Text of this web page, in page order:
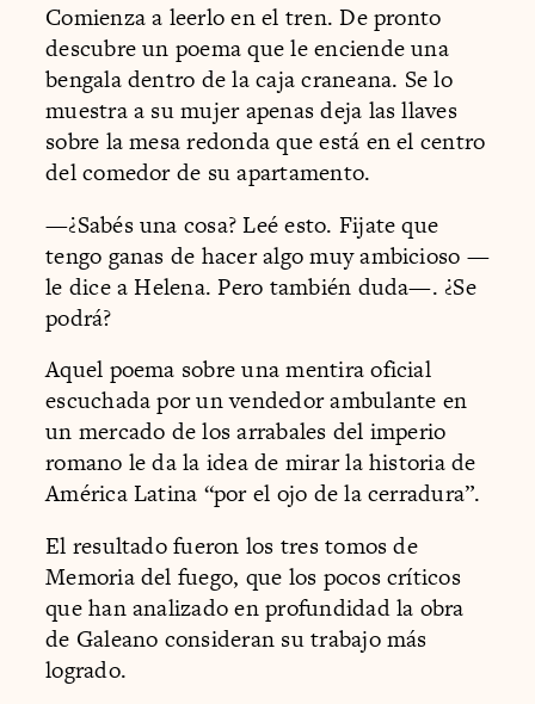
Comienza a leerlo en el tren. De pronto
descubre un poema que le enciende una
bengala dentro de la caja craneana. Se lo
muestra a su mujer apenas deja las llaves
sobre la mesa redonda que está en el centro
del comedor de su apartamento.
—¿Sabés una cosa? Leé esto. Fijate que
tengo ganas de hacer algo muy ambicioso —
le dice a Helena. Pero también duda—. ¿Se
podrá?
Aquel poema sobre una mentira oficial
escuchada por un vendedor ambulante en
un mercado de los arrabales del imperio
romano le da la idea de mirar la historia de
América Latina “por el ojo de la cerradura”.
El resultado fueron los tres tomos de
Memoria del fuego, que los pocos críticos
que han analizado en profundidad la obra
de Galeano consideran su trabajo más
logrado.